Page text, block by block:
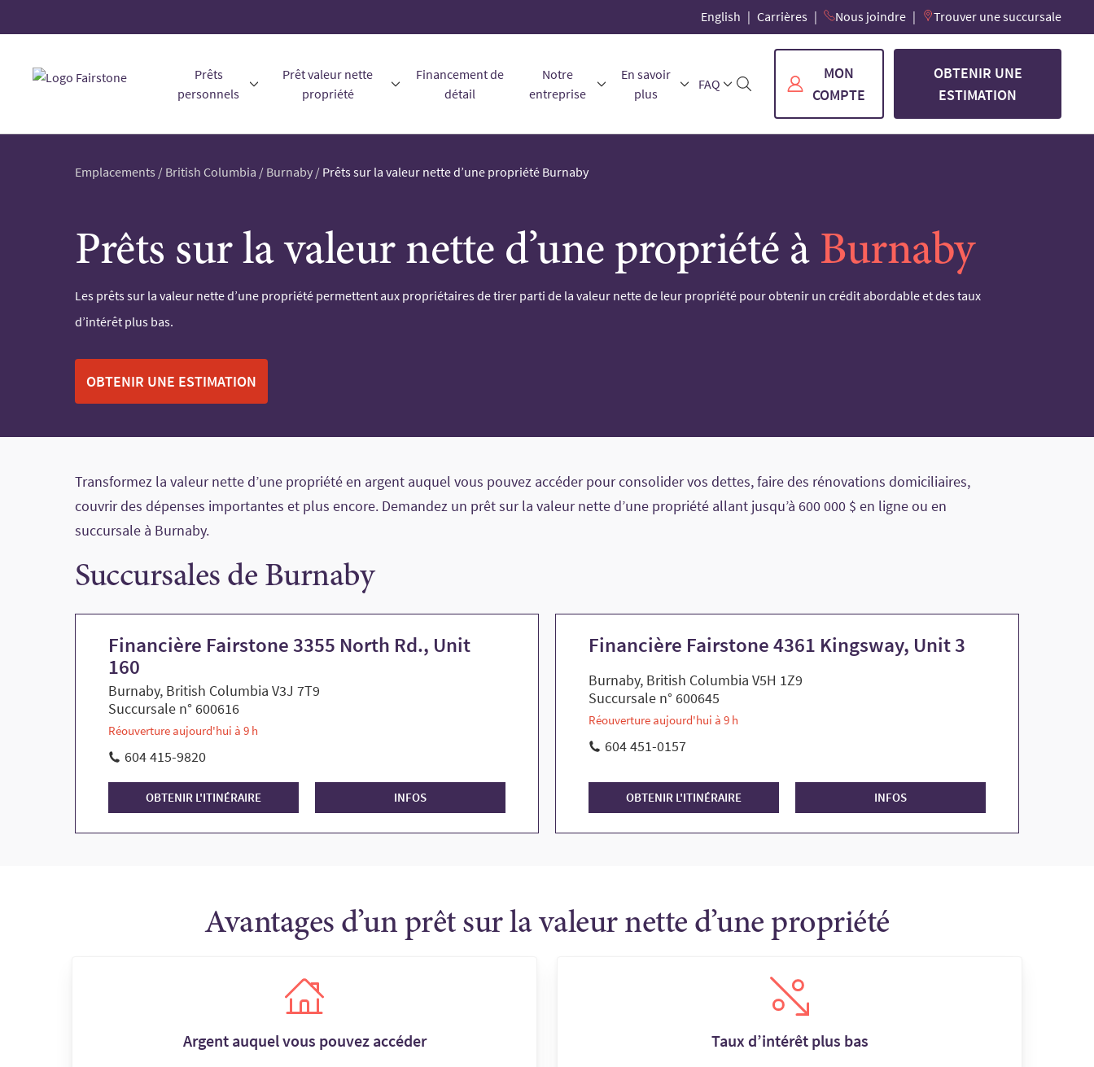
English Carrières Nous joindre Trouver une succursale
Prêts
personnels
Prêt valeur nette
propriété
Financement de
détail
Notre
entreprise
En savoir
plus
FAQ
MON
COMPTE
OBTENIR UNE
ESTIMATION
Emplacements / British Columbia / Burnaby / Prêts sur la valeur nette d’une propriété Burnaby
Prêts sur la valeur nette d’une propriété à Burnaby
Les prêts sur la valeur nette d’une propriété permettent aux propriétaires de tirer parti de la valeur nette de leur propriété pour obtenir un crédit abordable et des taux
d’intérêt plus bas.
OBTENIR UNE ESTIMATION
Transformez la valeur nette d’une propriété en argent auquel vous pouvez accéder pour consolider vos dettes, faire des rénovations domiciliaires,
couvrir des dépenses importantes et plus encore. Demandez un prêt sur la valeur nette d’une propriété allant jusqu’à 600 000 $ en ligne ou en
succursale à Burnaby.
Succursales de Burnaby
Financière Fairstone 3355 North Rd., Unit
160
Burnaby, British Columbia V3J 7T9
Succursale n° 600616
Réouverture aujourd'hui à 9 h
604 415-9820
OBTENIR L'ITINÉRAIRE INFOS
Financière Fairstone 4361 Kingsway, Unit 3
Burnaby, British Columbia V5H 1Z9
Succursale n° 600645
Réouverture aujourd'hui à 9 h
604 451-0157
OBTENIR L'ITINÉRAIRE INFOS
Avantages d’un prêt sur la valeur nette d’une propriété
Argent auquel vous pouvez accéder Taux d’intérêt plus bas